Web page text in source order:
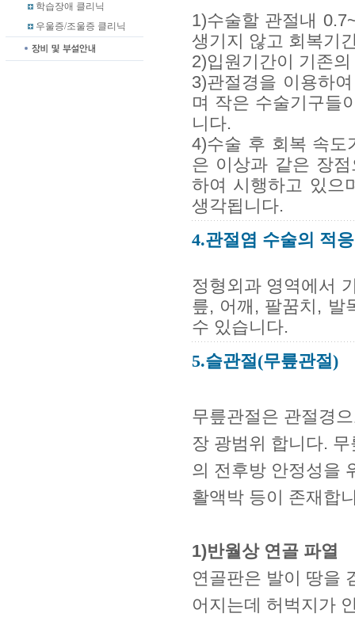
학습장애 클리닉
우울증/조울증 클리닉
1)수술할 관절내
생기지 않고 회복기
2)입원기간이 기존
3)관절경을 이용하
며 작은 수술기구들
니다.
4)수술 후 회복 속도
은 이상과 같은 장
하여 시행하고 있으
생각됩니다.
4.관절염 수술의 적
정형외과 영역에서
릎, 어깨, 팔꿈치, 발
수 있습니다.
5.슬관절(무릎관절)
무릎관절은 관절경
장 광범위 합니다.
의 전후방 안정성을
활액박 등이 존재합
1)반월상 연골 파열
연골판은 발이 땅을
어지는데 허벅지가